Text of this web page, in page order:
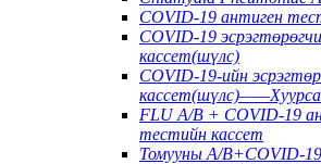
COVID-19 антиген
COVID-19
кассет(шүлс)
COVID-19-ийн
FLU A/B + COVID-19
тестийн кассет
Томууны A/B+COVID-